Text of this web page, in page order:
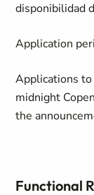
disponibilidad
Application
Applications to
midnight
the
Functional